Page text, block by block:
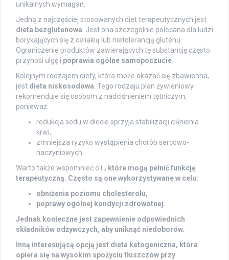
unikalnych wymagań.
Jedną z najczęściej stosowanych diet terapeutycznych jest
dieta bezglutenowa . Jest ona szczególnie polecana dla ludzi
borykających się z celiakią lub nietolerancją glutenu.
Ograniczenie produktów zawierających tę substancję często
przynosi ulgę i poprawia ogólne samopoczucie
Kolejnym rodzajem diety, która może okazać się zbawienna,
jest dieta niskosodowa . Tego rodzaju plan żywieniowy
rekomenduje się osobom z nadciśnieniem tętniczym,
ponieważ:
redukcja sodu w diecie sprzyja stabilizacji ciśnienia
krwi,
zmniejsza ryzyko wystąpienia chorób sercowo-
naczyniowych.
Warto także wspomnieć o i , które mogą pełnić funkcję
terapeutyczną. Często są one wykorzystywane w celu:
obniżenia poziomu cholesterolu,
poprawy ogólnej kondycji zdrowotnej.
Jednak konieczne jest zapewnienie odpowiednich
składników odżywczych, aby uniknąć niedoborów.
Inną interesującą opcją jest dieta ketogeniczna, która
opiera się na wysokim spożyciu tłuszczów przy